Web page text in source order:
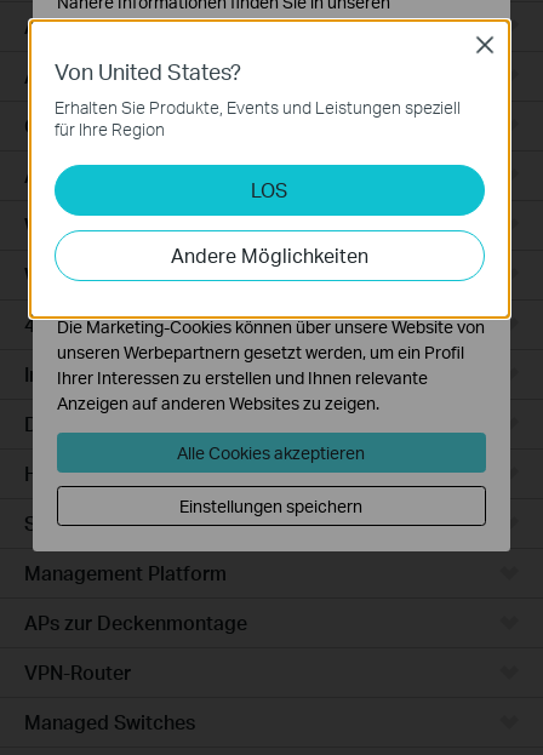
Access
Access Pro
GPON
Agile
Wired Gateways
WiFi Gateways
4G/5G WiFi Gateways
Integrated Gateways
DSL Gateways
Hardware
Software
Management Platform
APs zur Deckenmontage
VPN-Router
Managed Switches
Von United States?
Erhalten Sie Produkte, Events und Leistungen speziell
für Ihre Region
LOS
Andere Möglichkeiten
Close
Datenschutzhinweisen.
Notwendige Cookies
erforderlich und können in Ihren Systemen nicht
Analyse- und Marketing-Cookies
Analyse-Cookies ermöglichen es uns, Ihre Aktivitäten
auf unserer Website zu analysieren, um die
Funktionsweise unserer Website zu verbessern und
Die Marketing-Cookies können über unsere Website von
unseren Werbepartnern gesetzt werden, um ein Profil
Ihrer Interessen zu erstellen und Ihnen relevante
Anzeigen auf anderen Websites zu zeigen.
Alle Cookies akzeptieren
Einstellungen speichern